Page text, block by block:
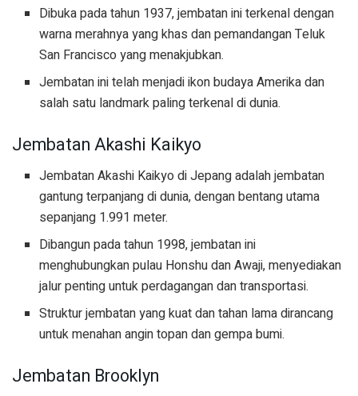
Dibuka pada tahun 1937, jembatan ini terkenal dengan
warna merahnya yang khas dan pemandangan Teluk
San Francisco yang menakjubkan.
Jembatan ini telah menjadi ikon budaya Amerika dan
salah satu landmark paling terkenal di dunia.
Jembatan Akashi Kaikyo
Jembatan Akashi Kaikyo di Jepang adalah jembatan
gantung terpanjang di dunia, dengan bentang utama
sepanjang 1.991 meter.
Dibangun pada tahun 1998, jembatan ini
menghubungkan pulau Honshu dan Awaji, menyediakan
jalur penting untuk perdagangan dan transportasi.
Struktur jembatan yang kuat dan tahan lama dirancang
untuk menahan angin topan dan gempa bumi.
Jembatan Brooklyn